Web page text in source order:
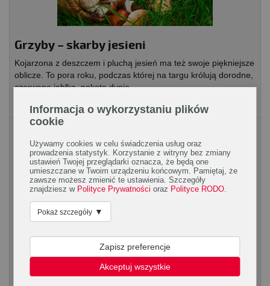
Grzyby – skarby jesieni
Kojarzona z deszczem i pluchą jesień ma też swoje piękniejsze
oblicze. To pora roku, podczas której na targu królują dorodne,
czerwone jabłka, pękate dynie,...
Aloes – dobrodziejstwo soczystych liści
Mięsiste liście aloesu posiadają wiele cennych dla zdrowia
właściwości. Aloes do picia to dobroczynny sok aloesowy, który
Informacja o wykorzystaniu plików
cookie
Używamy cookies w celu świadczenia usług oraz
prowadzenia statystyk. Korzystanie z witryny bez zmiany
ustawień Twojej przeglądarki oznacza, że będą one
umieszczane w Twoim urządzeniu końcowym. Pamiętaj, że
zawsze możesz zmienić te ustawienia. Szczegóły
znajdziesz w Polityce Prywatności oraz Polityce RODO.
Pokaż szczegóły ▼
Zapisz preferencje
Akceptuj wszystkie